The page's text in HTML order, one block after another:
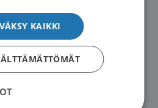
ry on tuottanut
sairaudet – potilaan
polysytemia
KAIKKI